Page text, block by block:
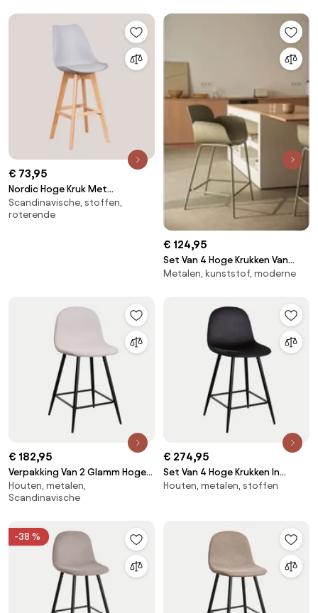
€ 73,95
Nordic Hoge Kruk Met
Kunstleren Kussen Grijs – Koel &
↑75 Cm - Sklum
Scandinavische, stoffen,
roterende
€ 124,95
Set Van 4 Hoge Krukken Van
Polypropyleen En Staal Lynette
Metalen, kunststof, moderne
€ 182,95
Verpakking Van 2 Glamm Hoge
Krukken Beige – Crème & ↑65
Cm & Zwart - Sklum
Houten, metalen,
Scandinavische
€ 274,95
Set Van 4 Hoge Krukken In
Glamm-fluweel Zwart & ↑65
Houten, metalen, stoffen
-38 %